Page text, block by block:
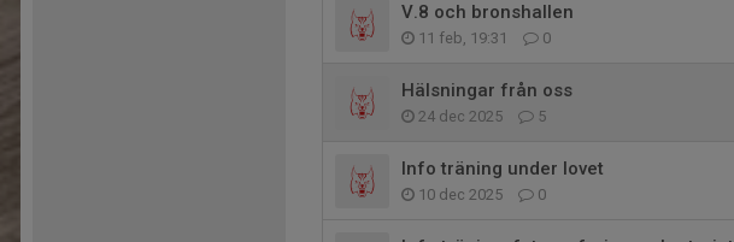
V.8 och bronshallen
11 feb, 19:31 0
Hälsningar från oss
24 dec 2025 5
Info träning under lovet
10 dec 2025 0